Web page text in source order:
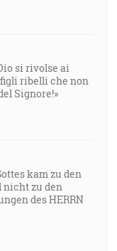
si rivolse ai
ribelli che non
Signore!»
kam zu den
nicht zu den
des HERRN